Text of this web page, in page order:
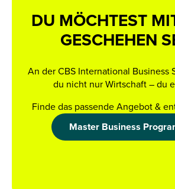
DU MÖCHTEST
GESCHEHEN
An der CBS International Business
du nicht nur Wirtschaft – du
Finde das passende Angebot &
Master Business